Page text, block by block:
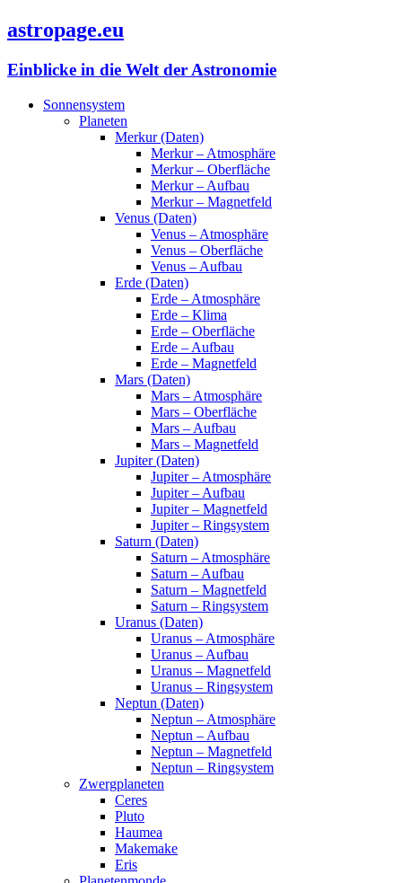
astropage.eu
Einblicke in die Welt der Astronomie
Sonnensystem
Planeten
Merkur (Daten)
Merkur – Atmosphäre
Merkur – Oberfläche
Merkur – Aufbau
Merkur – Magnetfeld
Venus (Daten)
Venus – Atmosphäre
Venus – Oberfläche
Venus – Aufbau
Erde (Daten)
Erde – Atmosphäre
Erde – Klima
Erde – Oberfläche
Erde – Aufbau
Erde – Magnetfeld
Mars (Daten)
Mars – Atmosphäre
Mars – Oberfläche
Mars – Aufbau
Mars – Magnetfeld
Jupiter (Daten)
Jupiter – Atmosphäre
Jupiter – Aufbau
Jupiter – Magnetfeld
Jupiter – Ringsystem
Saturn (Daten)
Saturn – Atmosphäre
Saturn – Aufbau
Saturn – Magnetfeld
Saturn – Ringsystem
Uranus (Daten)
Uranus – Atmosphäre
Uranus – Aufbau
Uranus – Magnetfeld
Uranus – Ringsystem
Neptun (Daten)
Neptun – Atmosphäre
Neptun – Aufbau
Neptun – Magnetfeld
Neptun – Ringsystem
Zwergplaneten
Ceres
Pluto
Haumea
Makemake
Eris